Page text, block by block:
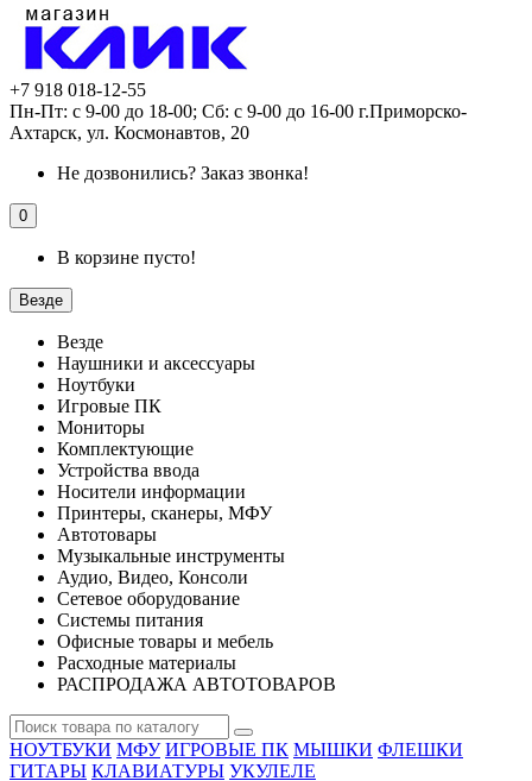
+7 918 018-12-55
Пн-Пт: с 9-00 до 18-00; Сб: с 9-00 до 16-00 г.Приморско-
Ахтарск, ул. Космонавтов, 20
Не дозвонились? Заказ звонка!
0
В корзине пусто!
Везде
Везде
Наушники и аксессуары
Ноутбуки
Игровые ПК
Мониторы
Комплектующие
Устройства ввода
Носители информации
Принтеры, сканеры, МФУ
Автотовары
Музыкальные инструменты
Аудио, Видео, Консоли
Сетевое оборудование
Системы питания
Офисные товары и мебель
Расходные материалы
РАСПРОДАЖА АВТОТОВАРОВ
НОУТБУКИ МФУ ИГРОВЫЕ ПК МЫШКИ ФЛЕШКИ
ГИТАРЫ КЛАВИАТУРЫ УКУЛЕЛЕ